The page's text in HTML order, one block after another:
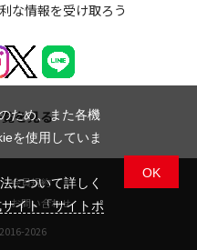
な情報を受け取ろう
を見る
会員規約
お問い合わせ
2026
ため、また各機
を使用していま
について詳しく
イト「サイトポ
OK